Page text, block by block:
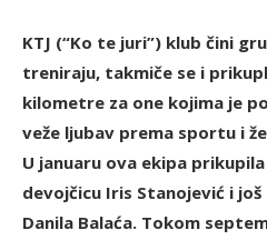
KTJ (“Ko te juri”) klub čini
treniraju, takmiče se i
kilometre za one kojima je
veže ljubav prema sportu i
U januaru ova ekipa
devojčicu Iris Stanojević i
Danila Balaća. Tokom